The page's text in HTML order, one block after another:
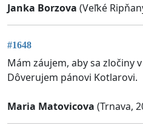
Janka Borzova (Veľké
#1648
Mám záujem, aby sa zločiny
Dôverujem pánovi Kotlarovi.
Maria Matovicova (Trnava,